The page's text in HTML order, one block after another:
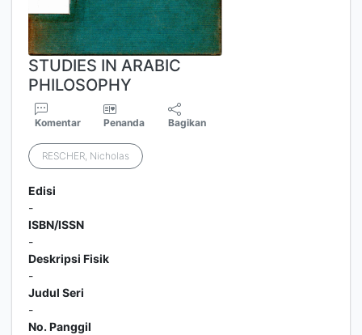
STUDIES IN ARABIC
PHILOSOPHY
Komentar Penanda Bagikan
RESCHER, Nicholas
Edisi
-
ISBN/ISSN
-
Deskripsi Fisik
-
Judul Seri
-
No. Panggil